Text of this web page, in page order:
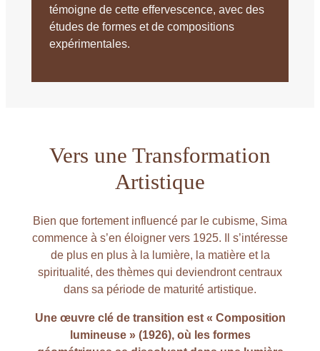
témoigne de cette effervescence, avec des
études de formes et de compositions
expérimentales.
Vers une Transformation
Artistique
Bien que fortement influencé par le cubisme, Sima
commence à s’en éloigner vers 1925. Il s’intéresse
de plus en plus à la lumière, la matière et la
spiritualité, des thèmes qui deviendront centraux
dans sa période de maturité artistique.
Une œuvre clé de transition est « Composition
lumineuse » (1926), où les formes